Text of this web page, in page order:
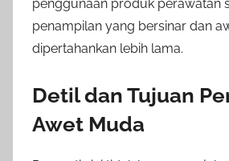
penggunaan produk perawatan
penampilan yang bersinar dan
dipertahankan lebih lama.
Detil dan Tujuan
Awet Muda